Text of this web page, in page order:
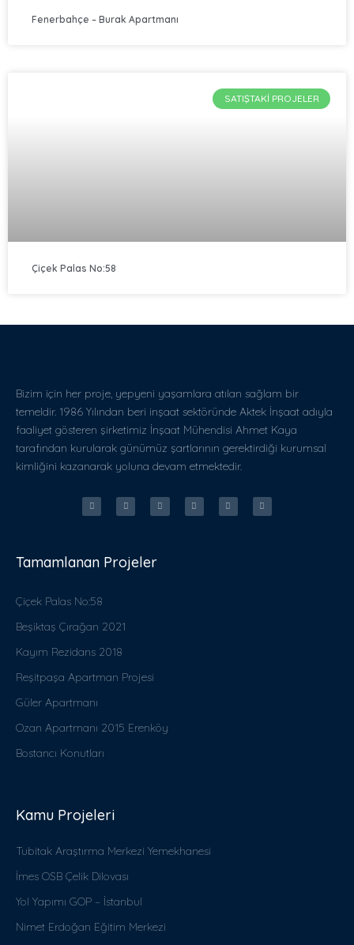
Fenerbahçe – Burak Apartmanı
SATIŞTAKI PROJELER
Çiçek Palas No:58
Bizim için her proje, yepyeni yaşamlara atılan sağlam bir
temeldir. 1986 Yılından beri inşaat sektöründe Aktek İnşaat adıyla
faaliyet gösteren şirketimiz İnşaat Mühendisi Ahmet Kaya
tarafından kurularak günümüz şartlarının gerektirdiği kurumsal
kimliğini kazanarak yoluna devam etmektedir.
Tamamlanan Projeler
Çiçek Palas No:58
Beşiktaş Çırağan 2021
Kayım Rezidans 2018
Reşitpaşa Apartman Projesi
Güler Apartmanı
Ozan Apartmanı 2015 Erenköy
Bostancı Konutları
Kamu Projeleri
Tubitak Araştırma Merkezi Yemekhanesi
İmes OSB Çelik Dilovası
Yol Yapımı GOP – İstanbul
Nimet Erdoğan Eğitim Merkezi